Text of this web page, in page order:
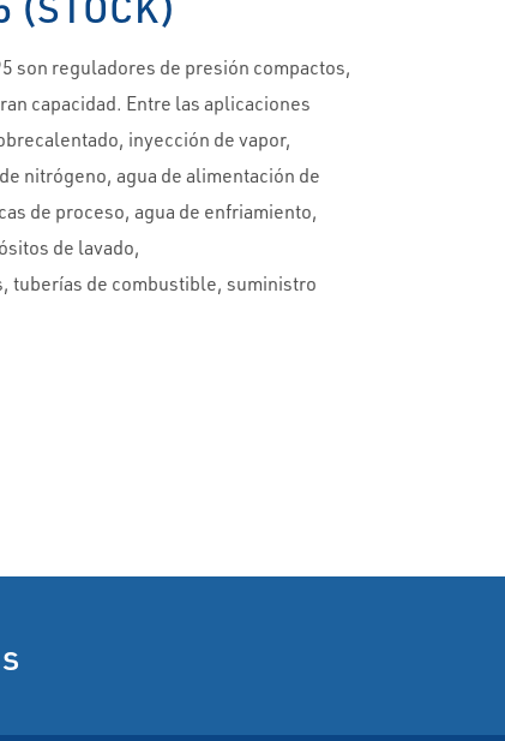
son reguladores de presión compactos,
capacidad. Entre las aplicaciones
inyección de vapor,
nitrógeno, agua de alimentación de
de proceso, agua de enfriamiento,
de lavado,
tuberías de combustible, suministro